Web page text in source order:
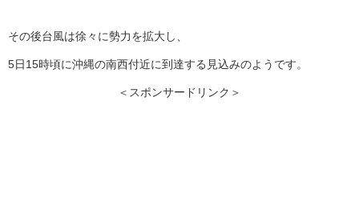
その後台風は徐々に勢力を拡大し、
5日15時頃に沖縄の南西付近に到達する見込みのようです。
＜スポンサードリンク＞